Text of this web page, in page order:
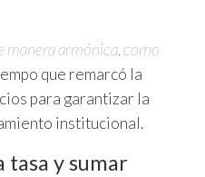
manera armónica, como
que remarcó la
para garantizar la
institucional.
tasa y sumar